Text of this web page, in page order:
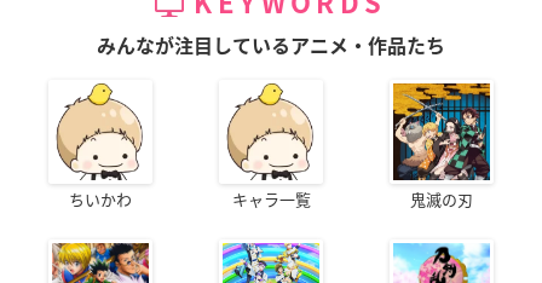
みんなが注目しているアニメ・作品たち
ちいかわ キャラ一覧 鬼滅の刃